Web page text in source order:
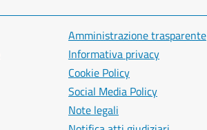
Amministrazione trasparente
Informativa privacy
Cookie Policy
Social Media Policy
Note legali